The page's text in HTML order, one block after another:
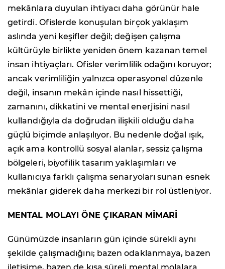
mekânlara duyulan ihtiyacı daha görünür hale
getirdi. Ofislerde konuşulan birçok yaklaşım
aslında yeni keşifler değil; değişen çalışma
kültürüyle birlikte yeniden önem kazanan temel
insan ihtiyaçları. Ofisler verimlilik odağını koruyor;
ancak verimliliğin yalnızca operasyonel düzenle
değil, insanın mekân içinde nasıl hissettiği,
zamanını, dikkatini ve mental enerjisini nasıl
kullandığıyla da doğrudan ilişkili olduğu daha
güçlü biçimde anlaşılıyor. Bu nedenle doğal ışık,
açık ama kontrollü sosyal alanlar, sessiz çalışma
bölgeleri, biyofilik tasarım yaklaşımları ve
kullanıcıya farklı çalışma senaryoları sunan esnek
mekânlar giderek daha merkezi bir rol üstleniyor.
MENTAL MOLAYI ÖNE ÇIKARAN MİMARİ
Günümüzde insanların gün içinde sürekli aynı
şekilde çalışmadığını; bazen odaklanmaya, bazen